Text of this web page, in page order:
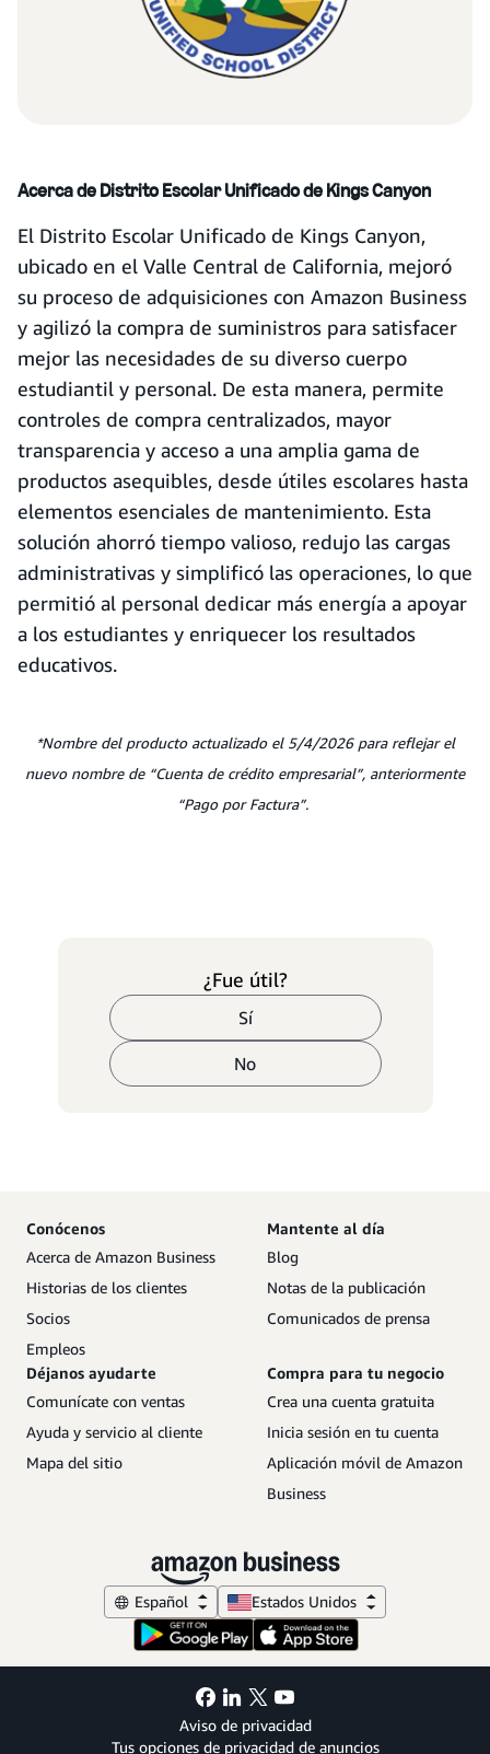
Acerca de Distrito Escolar Unificado de Kings Canyon
El Distrito Escolar Unificado de Kings Canyon,
ubicado en el Valle Central de California, mejoró
su proceso de adquisiciones con Amazon Business
y agilizó la compra de suministros para satisfacer
mejor las necesidades de su diverso cuerpo
estudiantil y personal. De esta manera, permite
controles de compra centralizados, mayor
transparencia y acceso a una amplia gama de
productos asequibles, desde útiles escolares hasta
elementos esenciales de mantenimiento. Esta
solución ahorró tiempo valioso, redujo las cargas
administrativas y simplificó las operaciones, lo que
permitió al personal dedicar más energía a apoyar
a los estudiantes y enriquecer los resultados
educativos.
*Nombre del producto actualizado el 5/4/2026 para reflejar el
nuevo nombre de “Cuenta de crédito empresarial”, anteriormente
“Pago por Factura”.
¿Fue útil?
Sí
No
Conócenos
Acerca de Amazon Business
Historias de los clientes
Socios
Empleos
Mantente al día
Blog
Notas de la publicación
Comunicados de prensa
Déjanos ayudarte
Comunícate con ventas
Ayuda y servicio al cliente
Mapa del sitio
Compra para tu negocio
Crea una cuenta gratuita
Inicia sesión en tu cuenta
Aplicación móvil de Amazon
Business
Español Estados Unidos
Aviso de privacidad
Tus opciones de privacidad de anuncios